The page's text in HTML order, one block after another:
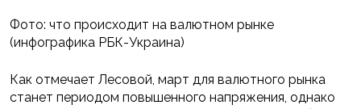
Фото: что происходит на валютном рынке
(инфографика РБК-Украина)
Как отмечает Лесовой, март для валютного рынка
станет периодом повышенного напряжения, однако